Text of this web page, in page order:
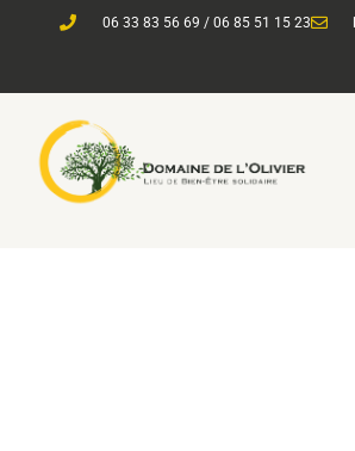
06 33 83 56 69 / 06 85 51 15 23